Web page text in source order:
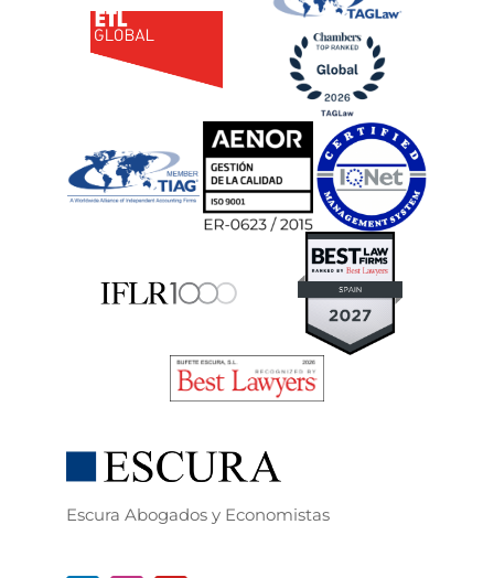
Escura Abogados y Economistas